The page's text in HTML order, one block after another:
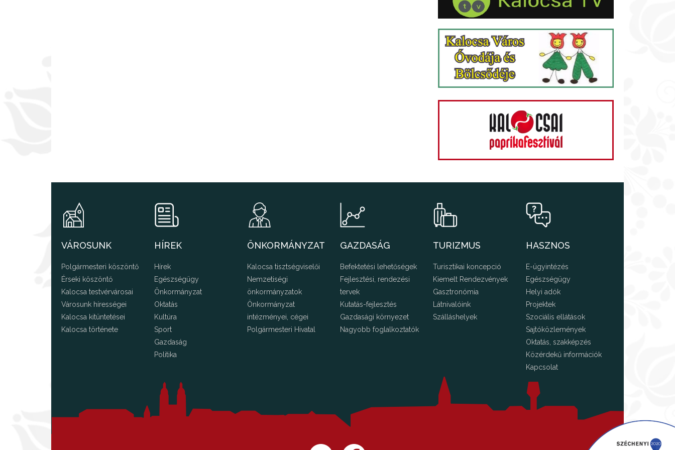
VÁROSUNK
Polgármesteri köszöntő
Érseki köszöntő
Kalocsa testvérvárosai
Városunk hírességei
Kalocsa kitüntetései
Kalocsa története
HÍREK
Hírek
Egészségügy
Önkormányzat
Oktatás
Kultúra
Sport
Gazdaság
Politika
ÖNKORMÁNYZAT
Kalocsa tisztségviselői
Nemzetiségi
önkormányzatok
Önkormányzat
intézményei, cégei
Polgármesteri Hivatal
GAZDASÁG
Befektetési lehetőségek
Fejlesztési, rendezési
tervek
Kutatás-fejlesztés
Gazdasági környezet
Nagyobb foglalkoztatók
TURIZMUS
Turisztikai koncepció
Kiemelt Rendezvények
Gasztronómia
Látnivalóink
Szálláshelyek
HASZNOS
E-ügyintézés
Egészségügy
Helyi adók
Projektek
Szociális ellátások
Sajtóközlemények
Oktatás, szakképzés
Közérdekű információk
Kapcsolat